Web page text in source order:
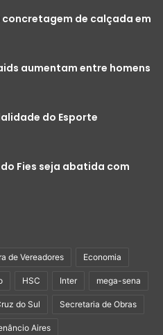
concretagem de calçada em
aumentam entre homens
do Esporte
Fies seja abatida com
de Vereadores Economia
HSC Inter mega-sena
do Sul Secretaria de Obras
Aires